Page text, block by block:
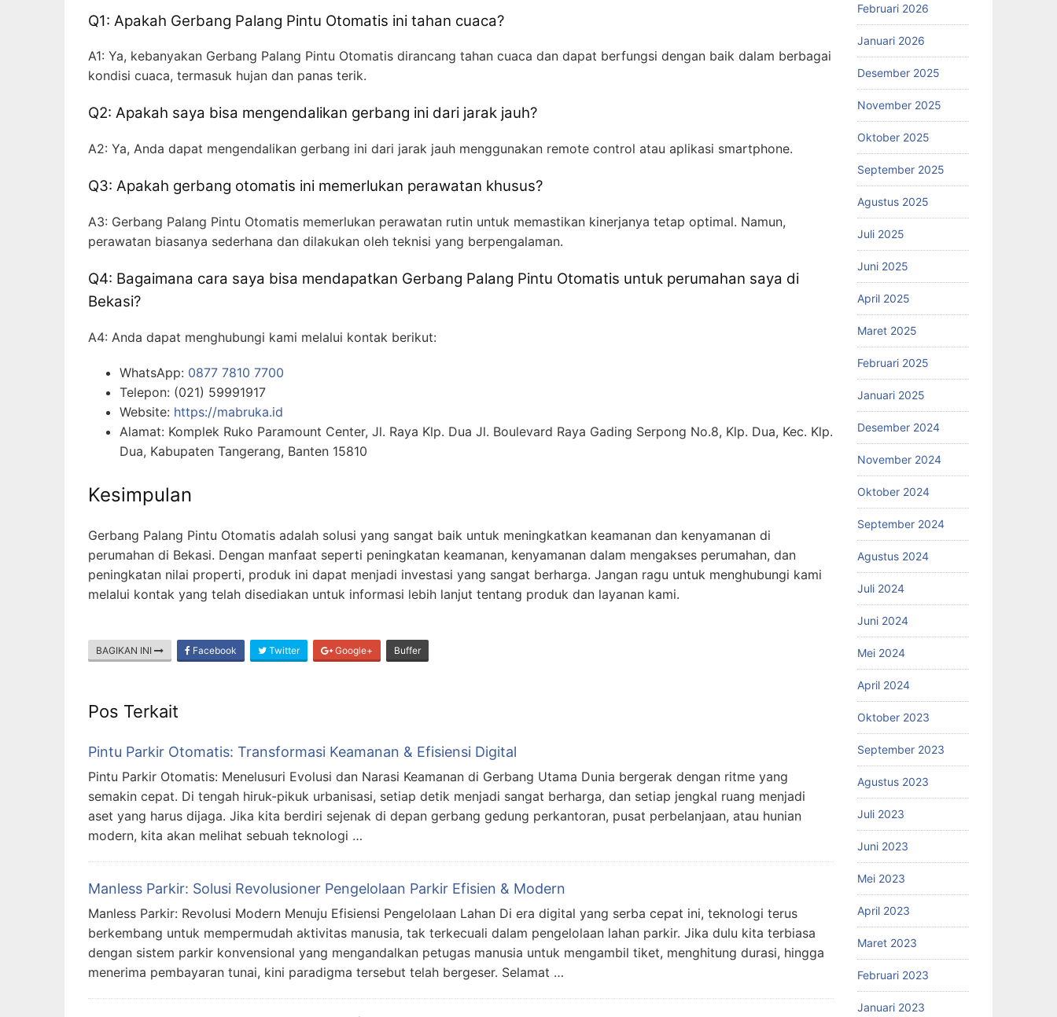
Q1: Apakah Gerbang Palang Pintu Otomatis ini tahan cuaca?
A1: Ya, kebanyakan Gerbang Palang Pintu Otomatis dirancang tahan cuaca dan dapat berfungsi dengan baik dalam berbagai
kondisi cuaca, termasuk hujan dan panas terik.
Q2: Apakah saya bisa mengendalikan gerbang ini dari jarak jauh?
A2: Ya, Anda dapat mengendalikan gerbang ini dari jarak jauh menggunakan remote control atau aplikasi smartphone.
Q3: Apakah gerbang otomatis ini memerlukan perawatan khusus?
A3: Gerbang Palang Pintu Otomatis memerlukan perawatan rutin untuk memastikan kinerjanya tetap optimal. Namun,
perawatan biasanya sederhana dan dilakukan oleh teknisi yang berpengalaman.
Q4: Bagaimana cara saya bisa mendapatkan Gerbang Palang Pintu Otomatis untuk perumahan saya di
Bekasi?
A4: Anda dapat menghubungi kami melalui kontak berikut:
WhatsApp: 0877 7810 7700
Telepon: (021) 59991917
Website: https://mabruka.id
Alamat: Komplek Ruko Paramount Center, Jl. Raya Klp. Dua Jl. Boulevard Raya Gading Serpong No.8, Klp. Dua, Kec. Klp.
Dua, Kabupaten Tangerang, Banten 15810
Kesimpulan
Gerbang Palang Pintu Otomatis adalah solusi yang sangat baik untuk meningkatkan keamanan dan kenyamanan di
perumahan di Bekasi. Dengan manfaat seperti peningkatan keamanan, kenyamanan dalam mengakses perumahan, dan
peningkatan nilai properti, produk ini dapat menjadi investasi yang sangat berharga. Jangan ragu untuk menghubungi kami
melalui kontak yang telah disediakan untuk informasi lebih lanjut tentang produk dan layanan kami.
BAGIKAN INI Facebook Twitter Google+ Buffer
Pos Terkait
Pintu Parkir Otomatis: Transformasi Keamanan & Efisiensi Digital
Pintu Parkir Otomatis: Menelusuri Evolusi dan Narasi Keamanan di Gerbang Utama Dunia bergerak dengan ritme yang
semakin cepat. Di tengah hiruk-pikuk urbanisasi, setiap detik menjadi sangat berharga, dan setiap jengkal ruang menjadi
aset yang harus dijaga. Jika kita berdiri sejenak di depan gerbang gedung perkantoran, pusat perbelanjaan, atau hunian
modern, kita akan melihat sebuah teknologi …
Manless Parkir: Solusi Revolusioner Pengelolaan Parkir Efisien & Modern
Manless Parkir: Revolusi Modern Menuju Efisiensi Pengelolaan Lahan Di era digital yang serba cepat ini, teknologi terus
berkembang untuk mempermudah aktivitas manusia, tak terkecuali dalam pengelolaan lahan parkir. Jika dulu kita terbiasa
dengan sistem parkir konvensional yang mengandalkan petugas manusia untuk mengambil tiket, menghitung durasi, hingga
menerima pembayaran tunai, kini paradigma tersebut telah bergeser. Selamat …
Februari 2026
Januari 2026
Desember 2025
November 2025
Oktober 2025
September 2025
Agustus 2025
Juli 2025
Juni 2025
April 2025
Maret 2025
Februari 2025
Januari 2025
Desember 2024
November 2024
Oktober 2024
September 2024
Agustus 2024
Juli 2024
Juni 2024
Mei 2024
April 2024
Oktober 2023
September 2023
Agustus 2023
Juli 2023
Juni 2023
Mei 2023
April 2023
Maret 2023
Februari 2023
Januari 2023